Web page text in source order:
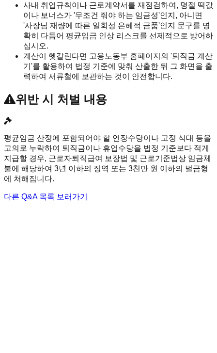
사내 취업규칙이나 근로계약서를 재점검하여, 명절 떡값
이나 보너스가 '무조건 줘야 하는 임금성'인지, 아니면
'사장님 재량에 따른 일회성 은혜적 금품'인지 문구를 명
확히 다듬어 평균임금 인상 리스크를 선제적으로 방어하
십시오.
계산이 헷갈린다면 고용노동부 홈페이지의 '퇴직금 계산
기'를 활용하여 법정 기준에 맞춰 산출한 뒤 그 화면을 출
력하여 서류철에 보관하는 것이 안전합니다.
위반 시 처벌 내용
평균임금 산정에 포함되어야 할 연장수당이나 고정 식대 등을
고의로 누락하여 퇴직금이나 휴업수당을 법정 기준보다 적게
지급할 경우, 근로자퇴직급여 보장법 및 근로기준법상 임금체
불에 해당하여 3년 이하의 징역 또는 3천만 원 이하의 벌금형
에 처해집니다.
다른 Q&A 목록 보러가기